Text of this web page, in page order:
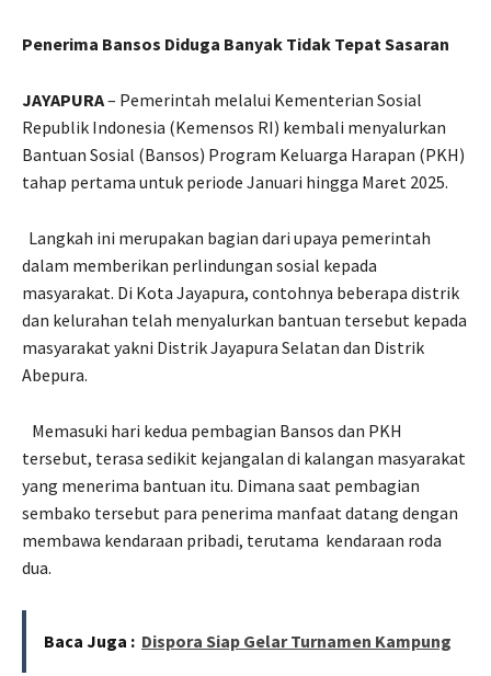
Penerima Bansos Diduga Banyak Tidak Tepat Sasaran
JAYAPURA– Pemerintah melalui Kementerian Sosial
Republik Indonesia (Kemensos RI) kembali menyalurkan
Bantuan Sosial (Bansos) Program Keluarga Harapan (PKH)
tahap pertama untuk periode Januari hingga Maret 2025.
Langkah ini merupakan bagian dari upaya pemerintah
dalam memberikan perlindungan sosial kepada
masyarakat. Di Kota Jayapura, contohnya beberapa distrik
dan kelurahan telah menyalurkan bantuan tersebut kepada
masyarakat yakni Distrik Jayapura Selatan dan Distrik
Abepura.
Memasuki hari kedua pembagian Bansos dan PKH
tersebut, terasa sedikit kejangalan di kalangan masyarakat
yang menerima bantuan itu. Dimana saat pembagian
sembako tersebut para penerima manfaat datang dengan
membawa kendaraan pribadi, terutama kendaraan roda
dua.
Baca Juga : Dispora Siap Gelar Turnamen Kampung